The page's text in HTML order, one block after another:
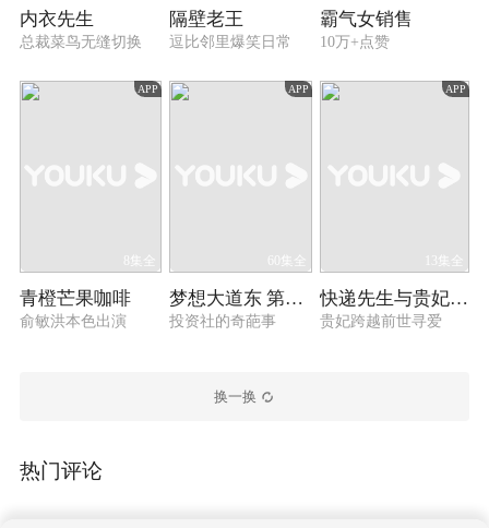
内衣先生
总裁菜鸟无缝切换
隔壁老王
逗比邻里爆笑日常
霸气女销售
10万+点赞
APP
8集全
青橙芒果咖啡
俞敏洪本色出演
APP
60集全
梦想大道东 第一季
投资社的奇葩事
APP
13集全
快递先生与贵妃小姐
贵妃跨越前世寻爱
换一换
热门评论